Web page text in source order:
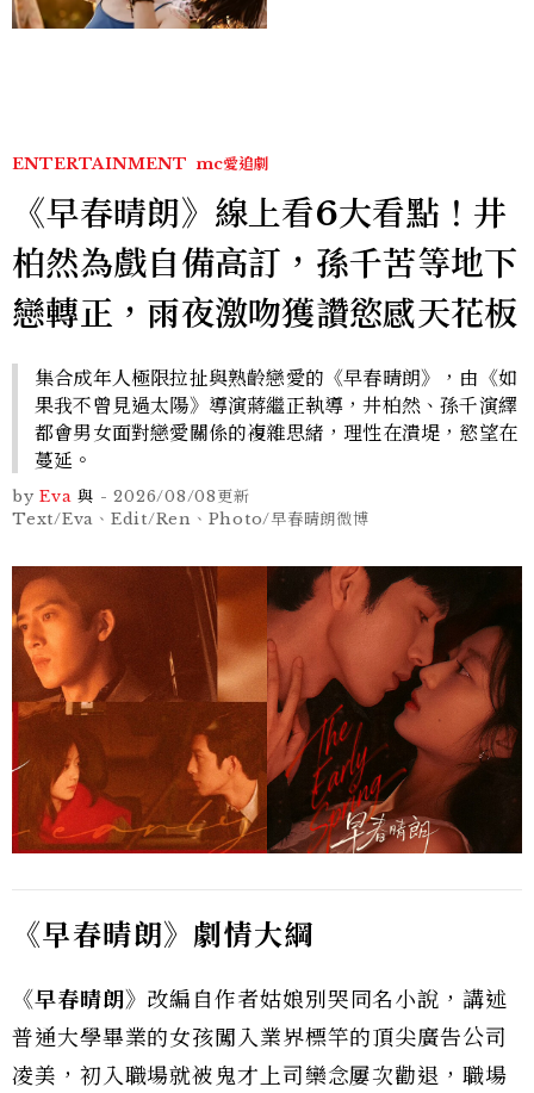
ENTERTAINMENT mc愛追劇
《早春晴朗》線上看6大看點！井
柏然為戲自備高訂，孫千苦等地下
戀轉正，雨夜激吻獲讚慾感天花板
集合成年人極限拉扯與熟齡戀愛的《早春晴朗》，由《如
果我不曾見過太陽》導演蔣繼正執導，井柏然、孫千演繹
都會男女面對戀愛關係的複雜思緒，理性在潰堤，慾望在
蔓延。
by Eva 與 -2026/08/08更新
Text/Eva、Edit/Ren、Photo/早春晴朗微博
《早春晴朗》劇情大綱
《早春晴朗》 改編自作者姑娘別哭同名小說，講述
普通大學畢業的女孩闖入業界標竿的頂尖廣告公司
凌美，初入職場就被鬼才上司欒念屢次勸退，職場